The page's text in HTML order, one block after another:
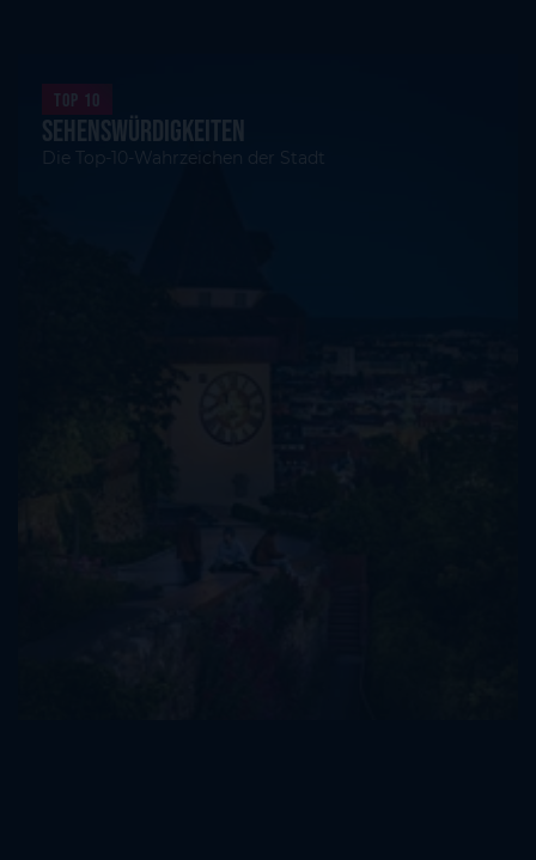
Top 10
Sehenswürdigkeiten
Die Top-10-Wahrzeichen der Stadt